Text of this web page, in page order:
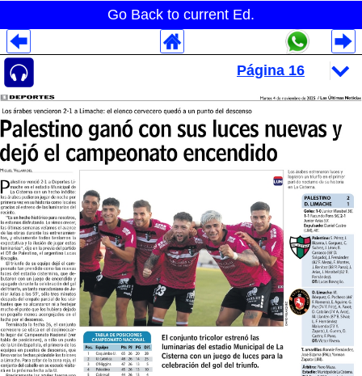
Go Back to current Ed.
Despliegues Analytics
Despliegues Totales
Despliegues por Rubros